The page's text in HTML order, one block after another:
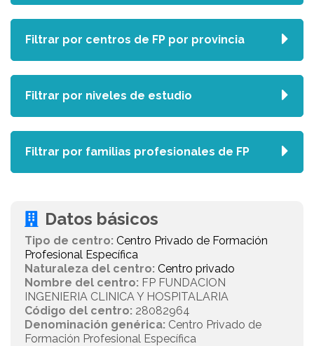
Datos básicos
Tipo de centro: Centro Privado de Formación
Profesional Específica
Naturaleza del centro: Centro privado
Nombre del centro: FP FUNDACION
INGENIERIA CLINICA Y HOSPITALARIA
Código del centro: 28082964
Denominación genérica: Centro Privado de
Formación Profesional Específica
Filtrar por centros de FP por provincia
Filtrar por niveles de estudio
Filtrar por familias profesionales de FP